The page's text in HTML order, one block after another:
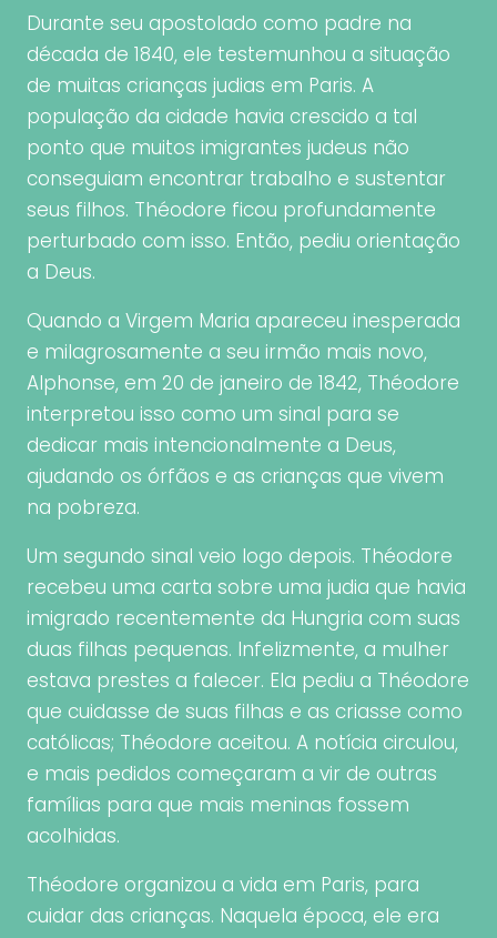
Durante seu apostolado como padre na
década de 1840, ele testemunhou a situação
de muitas crianças judias em Paris. A
população da cidade havia crescido a tal
ponto que muitos imigrantes judeus não
conseguiam encontrar trabalho e sustentar
seus filhos. Théodore ficou profundamente
perturbado com isso. Então, pediu orientação
a Deus.
Quando a Virgem Maria apareceu inesperada
e milagrosamente a seu irmão mais novo,
Alphonse, em 20 de janeiro de 1842, Théodore
interpretou isso como um sinal para se
dedicar mais intencionalmente a Deus,
ajudando os órfãos e as crianças que vivem
na pobreza.
Um segundo sinal veio logo depois. Théodore
recebeu uma carta sobre uma judia que havia
imigrado recentemente da Hungria com suas
duas filhas pequenas. Infelizmente, a mulher
estava prestes a falecer. Ela pediu a Théodore
que cuidasse de suas filhas e as criasse como
católicas; Théodore aceitou. A notícia circulou,
e mais pedidos começaram a vir de outras
famílias para que mais meninas fossem
acolhidas.
Théodore organizou a vida em Paris, para
cuidar das crianças. Naquela época, ele era